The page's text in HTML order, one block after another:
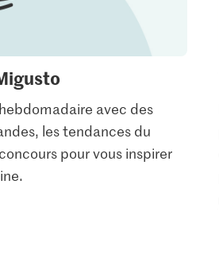
avec des
les tendances du
pour vous inspirer